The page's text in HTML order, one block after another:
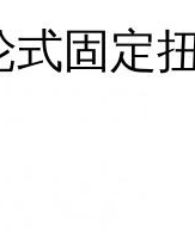
式固定